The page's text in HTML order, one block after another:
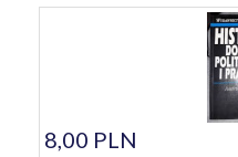
8,00 PLN